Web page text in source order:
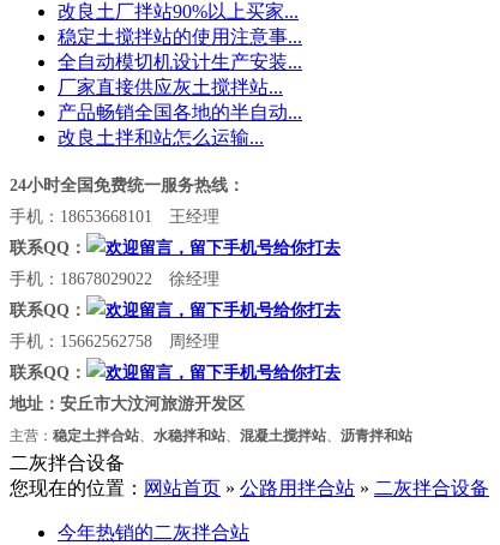
改良土厂拌站90%以上买家...
稳定土搅拌站的使用注意事...
全自动模切机设计生产安装...
厂家直接供应灰土搅拌站...
产品畅销全国各地的半自动...
改良土拌和站怎么运输...
24小时全国免费统一服务热线：
手机：18653668101 王经理
联系QQ：
手机：18678029022 徐经理
联系QQ：
手机：15662562758 周经理
联系QQ：
地址：安丘市大汶河旅游开发区
主营： 稳定土拌合站、 水稳拌和站、 混凝土搅拌站、 沥青拌和站
二灰拌合设备
您现在的位置： 网站首页 » 公路用拌合站 » 二灰拌合设备
今年热销的二灰拌合站